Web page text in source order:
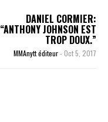
DANIEL CORMIER:
“ANTHONY JOHNSON EST
TROP DOUX.”
MMAnytt éditeur- Oct 5, 2017